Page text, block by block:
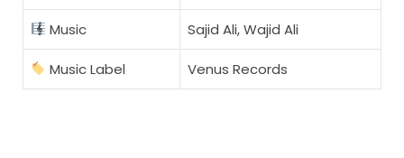
Music Sajid Ali, Wajid Ali
Music Label Venus Records